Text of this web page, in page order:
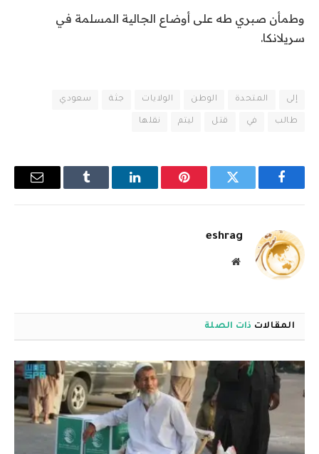
وطمأن صبري طه على أوضاع الجالية المسلمة في
سريلانكا.
إلى المتحدة الوطن الولايات جثة سعودي
طالب في قتل ليتم نقلها
فيسبوك تويتر بينتيريستلينكدإن Tumblr
البريد
eshrag
موقع
المقالات ذات الصلة